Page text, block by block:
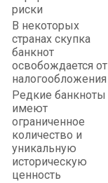
риски
В некоторых
странах скупка
банкнот
освобождается от
налогообложения
Редкие банкноты
имеют
ограниченное
количество и
уникальную
историческую
ценность